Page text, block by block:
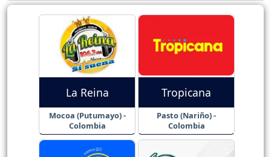
La Reina
Mocoa (Putumayo) -
Colombia
Tropicana
Pasto (Nariño) -
Colombia